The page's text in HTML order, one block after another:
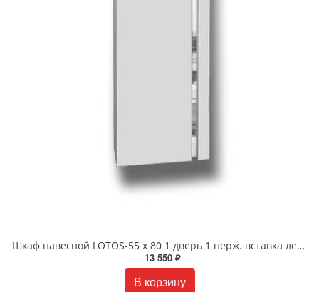
Шкаф навесной LOTOS-55 х 80 1 дверь 1 нерж. вставка левый/правый
13 550 ₽
В корзину